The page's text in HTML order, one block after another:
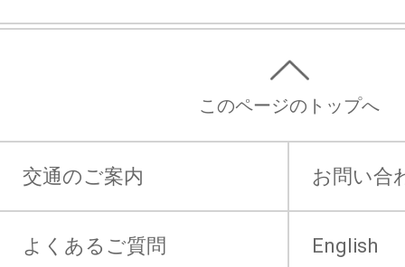
このページのトップへ
交通のご案内 お問い合
よくあるご質問 English